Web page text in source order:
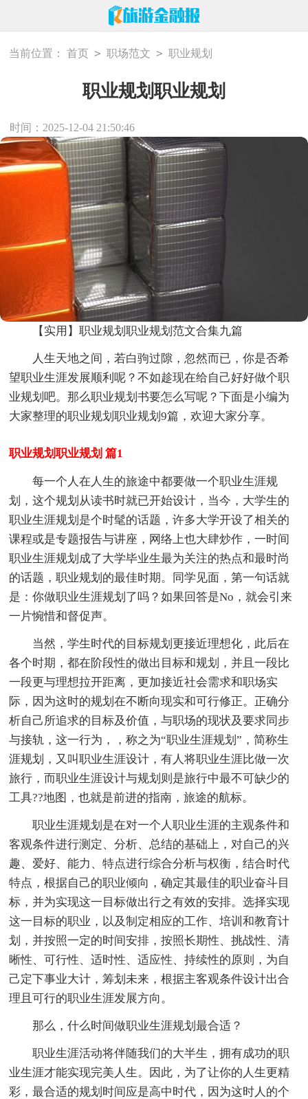
当前位置： 首页 > 职场范文 > 职业规划
职业规划职业规划
时间：2025-12-04 21:50:46
【实用】职业规划职业规划范文合集九篇
人生天地之间，若白驹过隙，忽然而已，你是否希
望职业生涯发展顺利呢？不如趁现在给自己好好做个职
业规划吧。那么职业规划书要怎么写呢？下面是小编为
大家整理的职业规划职业规划9篇，欢迎大家分享。
职业规划职业规划 篇1
每一个人在人生的旅途中都要做一个职业生涯规
划，这个规划从读书时就已开始设计，当今，大学生的
职业生涯规划是个时髦的话题，许多大学开设了相关的
课程或是专题报告与讲座，网络上也大肆炒作，一时间
职业生涯规划成了大学毕业生最为关注的热点和最时尚
的话题，职业规划的最佳时期。同学见面，第一句话就
是：你做职业生涯规划了吗？如果回答是No，就会引来
一片惋惜和督促声。
当然，学生时代的目标规划更接近理想化，此后在
各个时期，都在阶段性的做出目标和规划，并且一段比
一段更与理想拉开距离，更加接近社会需求和职场实
际，因为这时的规划在不断向现实和可行修正。正确分
析自己所追求的目标及价值，与职场的现状及要求同步
与接轨，这一行为，，称之为“职业生涯规划”，简称生
涯规划，又叫职业生涯设计，有人将职业生涯比做一次
旅行，而职业生涯设计与规划则是旅行中最不可缺少的
工具??地图，也就是前进的指南，旅途的航标。
职业生涯规划是在对一个人职业生涯的主观条件和
客观条件进行测定、分析、总结的基础上，对自己的兴
趣、爱好、能力、特点进行综合分析与权衡，结合时代
特点，根据自己的职业倾向，确定其最佳的职业奋斗目
标，并为实现这一目标做出行之有效的安排。选择实现
这一目标的职业，以及制定相应的工作、培训和教育计
划，并按照一定的时间安排，按照长期性、挑战性、清
晰性、可行性、适时性、适应性、持续性的原则，为自
己定下事业大计，筹划未来，根据主客观条件设计出合
理且可行的职业生涯发展方向。
那么，什么时间做职业生涯规划最合适？
职业生涯活动将伴随我们的大半生，拥有成功的职
业生涯才能实现完美人生。因此，为了让你的人生更精
彩，最合适的规划时间应是高中时代，因为这时人的个